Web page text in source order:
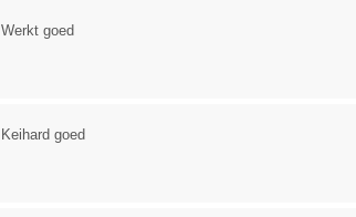
Werkt goed
Keihard goed